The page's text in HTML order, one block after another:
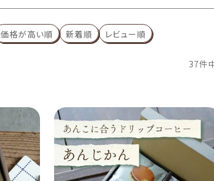
価格が高い順 新着順 レビュー順
37件